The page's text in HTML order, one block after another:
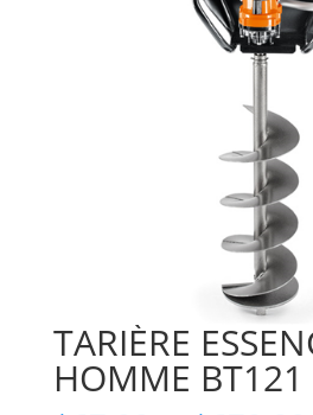
TARIÈRE
HOMME BT121